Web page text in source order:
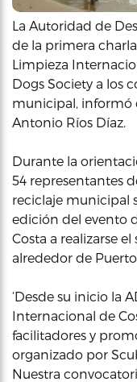
La Autoridad de
de la primera
Limpieza
Dogs Society a los
municipal, informó
Antonio Ríos Díaz.
Durante la
54 representantes
reciclaje municipal
edición del evento
Costa a realizarse
alrededor de Puerto
‘Desde su inicio la
Internacional de
facilitadores y
organizado por
Nuestra